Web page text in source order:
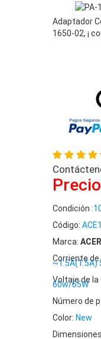
Adaptador
1650-02, ¡
Condición :
Código:
Marca: ACER
Corriente
~1.5A(1.5A)
Voltaje de la
60w/65W
Número de
Color: New